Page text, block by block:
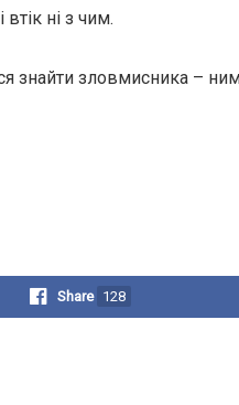
втік ні з чим.
знайти зловмисника –
Share 128